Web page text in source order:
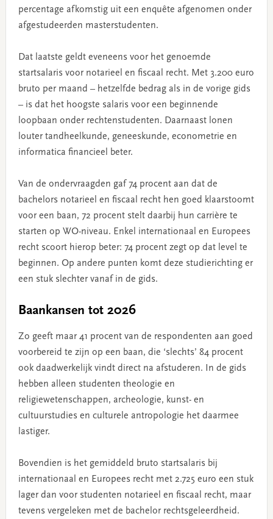
percentage afkomstig uit een enquête afgenomen onder
afgestudeerden masterstudenten.
Dat laatste geldt eveneens voor het genoemde
startsalaris voor notarieel en fiscaal recht. Met 3.200 euro
bruto per maand – hetzelfde bedrag als in de vorige gids
– is dat het hoogste salaris voor een beginnende
loopbaan onder rechtenstudenten. Daarnaast lonen
louter tandheelkunde, geneeskunde, econometrie en
informatica financieel beter.
Van de ondervraagden gaf 74 procent aan dat de
bachelors notarieel en fiscaal recht hen goed klaarstoomt
voor een baan, 72 procent stelt daarbij hun carrière te
starten op WO-niveau. Enkel internationaal en Europees
recht scoort hierop beter: 74 procent zegt op dat level te
beginnen. Op andere punten komt deze studierichting er
een stuk slechter vanaf in de gids.
Baankansen tot 2026
Zo geeft maar 41 procent van de respondenten aan goed
voorbereid te zijn op een baan, die ‘slechts’ 84 procent
ook daadwerkelijk vindt direct na afstuderen. In de gids
hebben alleen studenten theologie en
religiewetenschappen, archeologie, kunst- en
cultuurstudies en culturele antropologie het daarmee
lastiger.
Bovendien is het gemiddeld bruto startsalaris bij
internationaal en Europees recht met 2.725 euro een stuk
lager dan voor studenten notarieel en fiscaal recht, maar
tevens vergeleken met de bachelor rechtsgeleerdheid.